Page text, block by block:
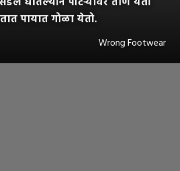
पायात गोळा येतो.
Wrong Footwear